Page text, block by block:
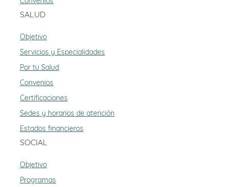
SALUD
Objetivo
Servicios y Especialidades
Por tu Salud
Convenios
Certificaciones
Sedes y horarios de atención
Estados financieros
SOCIAL
Objetivo
Programas